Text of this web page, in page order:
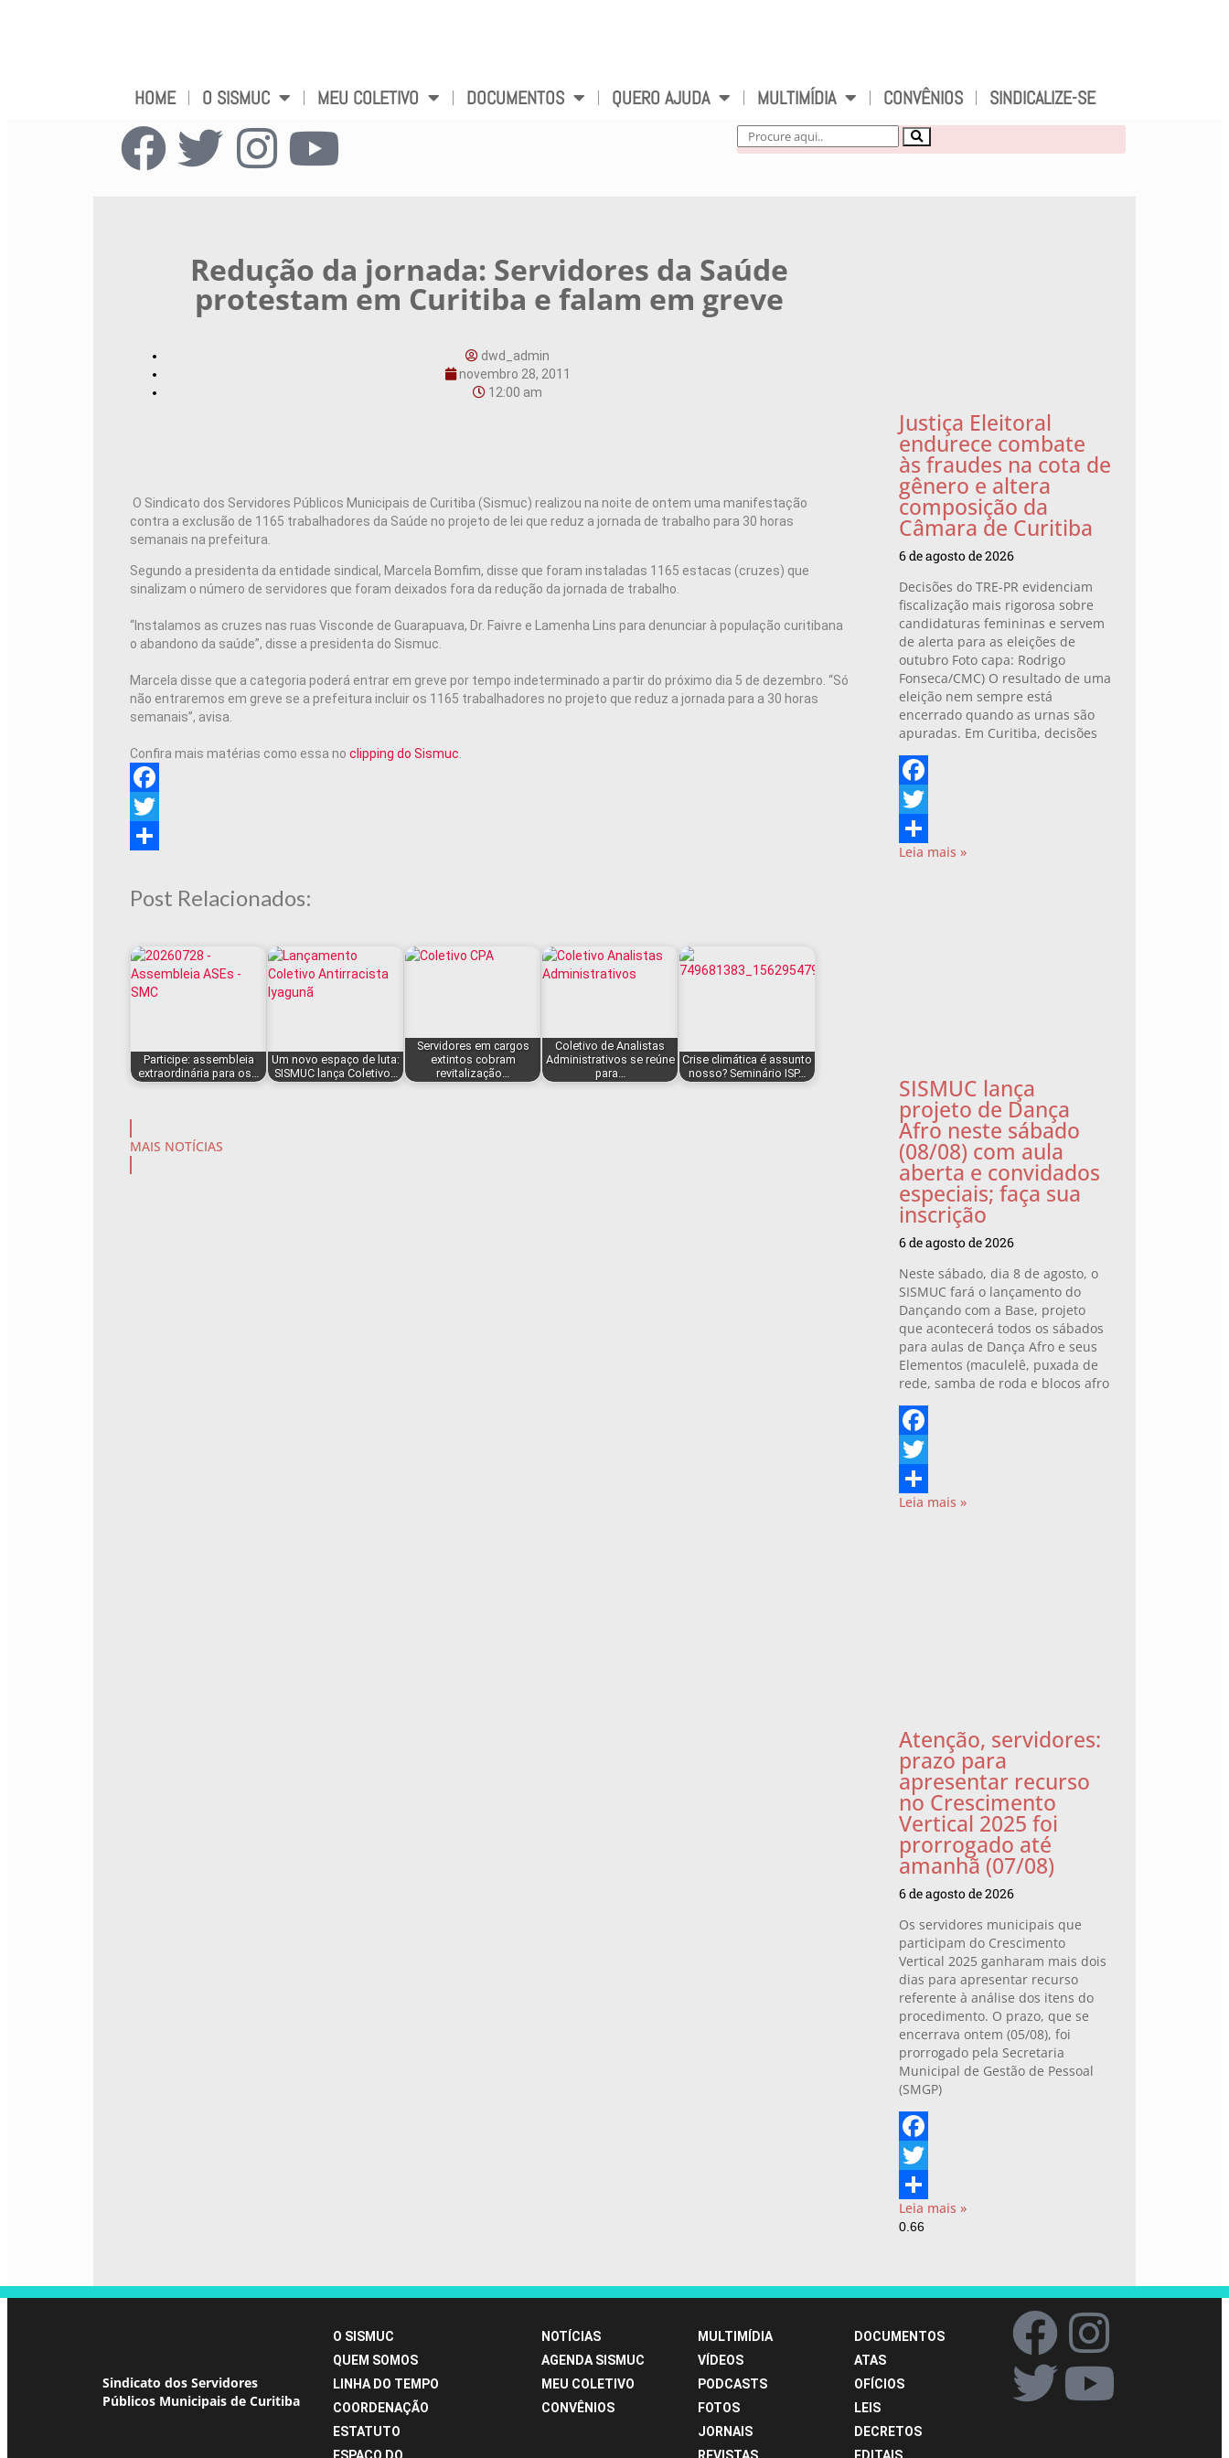
HOME O SISMUC MEU COLETIVO DOCUMENTOS QUERO AJUDA MULTIMÍDIA CONVÊNIOS SINDICALIZE-SE
Redução da jornada: Servidores da Saúde
protestam em Curitiba e falam em greve
dwd_admin
novembro 28, 2011
12:00 am
O Sindicato dos Servidores Públicos Municipais de Curitiba (Sismuc) realizou na noite de ontem uma manifestação
contra a exclusão de 1165 trabalhadores da Saúde no projeto de lei que reduz a jornada de trabalho para 30 horas
semanais na prefeitura.
Segundo a presidenta da entidade sindical, Marcela Bomfim, disse que foram instaladas 1165 estacas (cruzes) que
sinalizam o número de servidores que foram deixados fora da redução da jornada de trabalho.
“Instalamos as cruzes nas ruas Visconde de Guarapuava, Dr. Faivre e Lamenha Lins para denunciar à população curitibana
o abandono da saúde”, disse a presidenta do Sismuc.
Marcela disse que a categoria poderá entrar em greve por tempo indeterminado a partir do próximo dia 5 de dezembro. “Só
não entraremos em greve se a prefeitura incluir os 1165 trabalhadores no projeto que reduz a jornada para a 30 horas
semanais”, avisa.
Confira mais matérias como essa no clipping do Sismuc
Facebook
Twitter
Post Relacionados:
Participe: assembleia
extraordinária para os…
Um novo espaço de luta:
SISMUC lança Coletivo…
Servidores em cargos
extintos cobram
revitalização…
Coletivo de Analistas
Administrativos se reúne
para…
Crise climática é assunto
nosso? Seminário ISP…
MAIS NOTÍCIAS
Justiça Eleitoral
endurece combate
às fraudes na cota de
gênero e altera
composição da
Câmara de Curitiba
6 de agosto de 2026
Decisões do TRE-PR evidenciam
fiscalização mais rigorosa sobre
candidaturas femininas e servem
de alerta para as eleições de
outubro Foto capa: Rodrigo
Fonseca/CMC) O resultado de uma
eleição nem sempre está
encerrado quando as urnas são
apuradas. Em Curitiba, decisões
Facebook
Twitter
Share
Leia mais »
SISMUC lança
projeto de Dança
Afro neste sábado
(08/08) com aula
aberta e convidados
especiais; faça sua
inscrição
6 de agosto de 2026
Neste sábado, dia 8 de agosto, o
SISMUC fará o lançamento do
Dançando com a Base, projeto
que acontecerá todos os sábados
para aulas de Dança Afro e seus
Elementos (maculelê, puxada de
rede, samba de roda e blocos afro
Facebook
Twitter
Share
Leia mais »
Atenção, servidores:
prazo para
apresentar recurso
no Crescimento
Vertical 2025 foi
prorrogado até
amanhã (07/08)
6 de agosto de 2026
Os servidores municipais que
participam do Crescimento
Vertical 2025 ganharam mais dois
dias para apresentar recurso
referente à análise dos itens do
procedimento. O prazo, que se
encerrava ontem (05/08), foi
prorrogado pela Secretaria
Municipal de Gestão de Pessoal
(SMGP)
Facebook
Twitter
Share
Leia mais »
Sindicato dos Servidores
Públicos Municipais de Curitiba
O SISMUC
QUEM SOMOS
LINHA DO TEMPO
COORDENAÇÃO
ESTATUTO
ESPAÇO DO
NOTÍCIAS
AGENDA SISMUC
MEU COLETIVO
CONVÊNIOS
MULTIMÍDIA
VÍDEOS
PODCASTS
FOTOS
JORNAIS
REVISTAS
DOCUMENTOS
ATAS
OFÍCIOS
LEIS
DECRETOS
EDITAIS